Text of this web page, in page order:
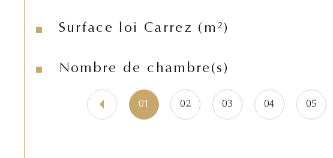
Surface loi Carrez (m²)
Nombre de chambre(s)
01 02 03 04 05